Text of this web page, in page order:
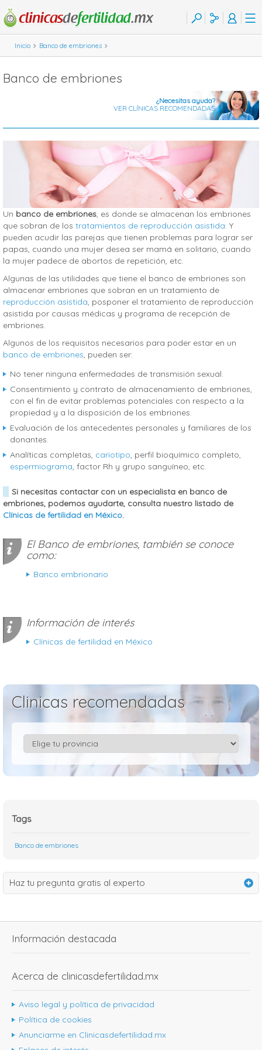
Inicio Banco de embriones
Banco de embriones
¿Necesitas ayuda?
VER CLÍNICAS RECOMENDADAS
Un banco de embriones, es donde se almacenan los embriones
que sobran de los tratamientos de reproducción asistida. Y
pueden acudir las parejas que tienen problemas para lograr ser
papas, cuando una mujer desea ser mamá en solitario, cuando
la mujer padece de abortos de repetición, etc.
Algunas de las utilidades que tiene el banco de embriones son
almacenar embriones que sobran en un tratamiento de
reproducción asistida, posponer el tratamiento de reproducción
asistida por causas médicas y programa de recepción de
embriones.
Algunos de los requisitos necesarios para poder estar en un
banco de embriones, pueden ser:
No tener ninguna enfermedades de transmisión sexual.
Consentimiento y contrato de almacenamiento de embriones,
con el fin de evitar problemas potenciales con respecto a la
propiedad y a la disposición de los embriones.
Evaluación de los antecedentes personales y familiares de los
donantes.
Analíticas completas, cariotipo, perfil bioquímico completo,
espermiograma, factor Rh y grupo sanguíneo, etc.
Si necesitas contactar con un especialista en banco de
embriones, podemos ayudarte, consulta nuestro listado de
Clínicas de fertilidad en México.
El Banco de embriones, también se conoce
como:
Banco embrionario
Información de interés
Clínicas de fertilidad en México
Clinicas recomendadas
Tags
Banco de embriones
Haz tu pregunta gratis al experto
Información destacada
Acerca de clinicasdefertilidad.mx
Aviso legal y política de privacidad
Política de cookies
Anunciarme en Clinicasdefertilidad.mx